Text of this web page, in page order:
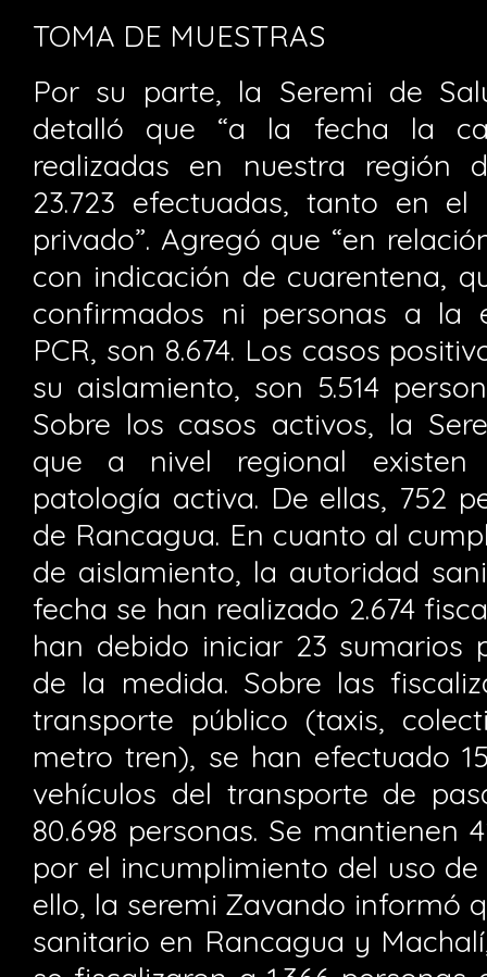
TOMA DE MUESTRAS
Por su parte, la Seremi de
detalló que “a la fecha la
realizadas en nuestra región
23.723 efectuadas, tanto en
privado”. Agregó que “en
con indicación de cuarentena,
confirmados ni personas a la
PCR, son 8.674. Los casos
su aislamiento, son 5.514
Sobre los casos activos, la
que a nivel regional existen
patología activa. De ellas, 752
de Rancagua. En cuanto al
de aislamiento, la autoridad
fecha se han realizado 2.674
han debido iniciar 23 sumarios
de la medida. Sobre las
transporte público (taxis,
metro tren), se han efectuado
vehículos del transporte de
80.698 personas. Se mantienen
por el incumplimiento del uso
ello, la seremi Zavando informó
sanitario en Rancagua y